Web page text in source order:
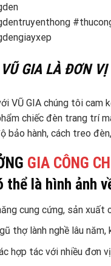
VŨ GIA LÀ ĐƠN
VŨ GIA chúng tôi cam
chiếc đèn trang trí
bảo hành, cách treo
GIA CÔNG
cung cứng, sản
thợ lành nghề lâu
hợp tác với nhiều đơn